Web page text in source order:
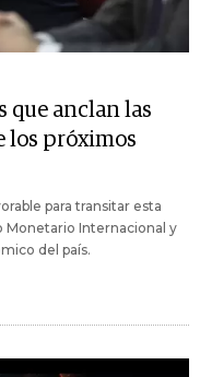
que anclan las
los próximos
para transitar esta
Monetario Internacional y
del país.